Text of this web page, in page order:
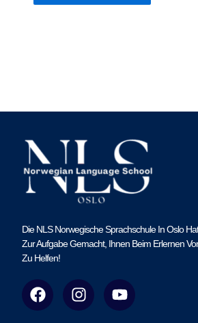
Die NLS Norwegische Sprachschule In Oslo
Zur Aufgabe Gemacht, Ihnen Beim Erlernen
Zu Helfen!
F
a
I
n
Y
o